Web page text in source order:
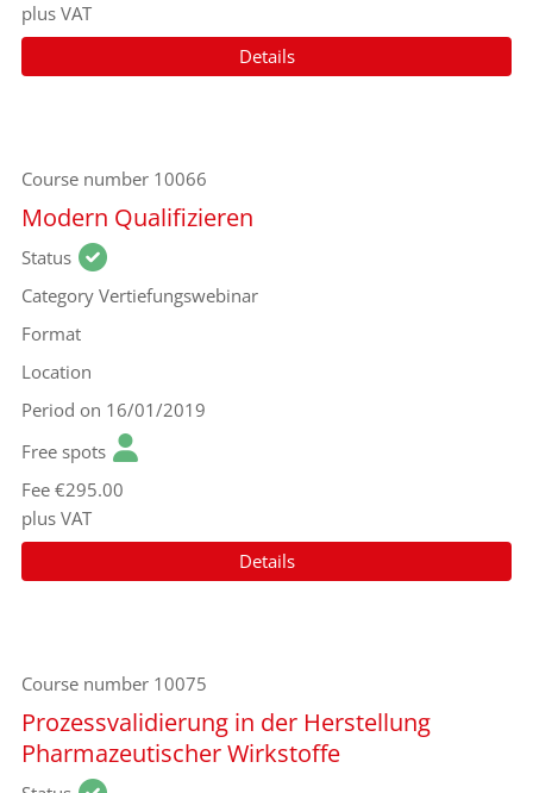
plus VAT
Details
Course number 10066
Modern Qualifizieren
Status
Category Vertiefungswebinar
Format
Location
Period on 16/01/2019
Free spots
Fee €295.00
plus VAT
Details
Course number 10075
Prozessvalidierung in der Herstellung
Pharmazeutischer Wirkstoffe